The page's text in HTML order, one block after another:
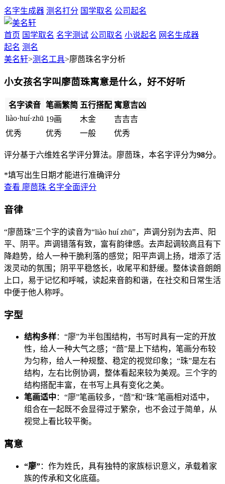
名字生成器 测名打分 国学取名 公司起名
首页 国学取名 名字测试 公司取名 小说起名 网名生成器
起名 测名
美名轩>测名工具>廖茴珠名字分析
小女孩名字叫廖茴珠寓意是什么，好不好听
名字读音 笔画繁简 五行搭配 寓意吉凶
liào·huí·zhū 19画 木金 吉吉吉
优秀
优秀 一般 优秀
评分基于六维姓名学评分算法。廖茴珠，本名字评分为98分。
*填写出生日期才能进行准确评分
查看 廖茴珠 名字全面评分
音律
“廖茴珠”三个字的读音为“liào huí zhū”，声调分别为去声、阳
平、阴平。声调错落有致，富有韵律感。去声起调较高且有下
降趋势，给人一种干脆利落的感觉；阳平声调上扬，增添了活
泼灵动的氛围；阴平平稳悠长，收尾平和舒缓。整体读音朗朗
上口，易于记忆和呼喊，读起来音韵和谐，在社交和日常生活
中便于他人称呼。
字型
结构多样：“廖”为半包围结构，书写时具有一定的开放
性，给人一种大气之感；“茴”是上下结构，笔画分布较
为匀称，给人一种规整、稳定的视觉印象；“珠”是左右
结构，左右比例协调，整体看起来较为美观。三个字的
结构搭配丰富，在书写上具有变化之美。
笔画适中 ：“廖”笔画较多，“茴”和“珠”笔画相对适中，
组合在一起既不会显得过于繁杂，也不会过于简单，从
视觉上看比较平衡。
寓意
“廖”：作为姓氏，具有独特的家族标识意义，承载着家
族的传承和文化底蕴。